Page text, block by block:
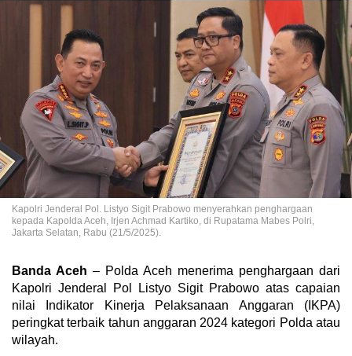
Kapolri Jenderal Pol. Listyo Sigit Prabowo menyerahkan penghargaan
kepada Kapolda Aceh, Irjen Achmad Kartiko, di Rupatama Mabes Polri,
Jakarta Selatan, Rabu (21/5/2025).
Banda Aceh – Polda Aceh menerima penghargaan dari
Kapolri Jenderal Pol Listyo Sigit Prabowo atas capaian
nilai Indikator Kinerja Pelaksanaan Anggaran (IKPA)
peringkat terbaik tahun anggaran 2024 kategori Polda atau
wilayah.